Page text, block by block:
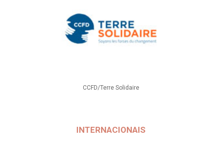
CCFD/Terre Solidaire
INTERNACIONAIS